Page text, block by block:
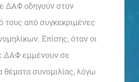
ΔΑΦ οδηγούν στον
τους από συγκεκριμένες
Επίσης, όταν οι
ΔΑΦ εμμένουν σε
θέματα συνομιλίας, λόγω